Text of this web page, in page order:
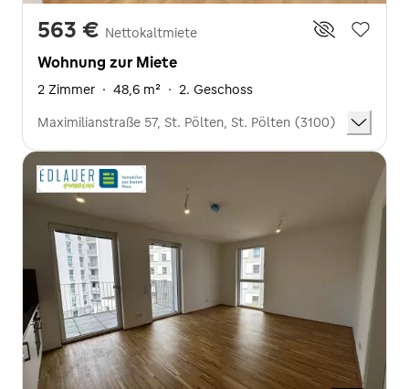
563 € Nettokaltmiete
Wohnung zur Miete
2 Zimmer · 48,6 m² · 2. Geschoss
Maximilianstraße 57, St. Pölten, St. Pölten (3100)